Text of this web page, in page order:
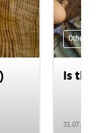
Other
Is the
31.07.2026